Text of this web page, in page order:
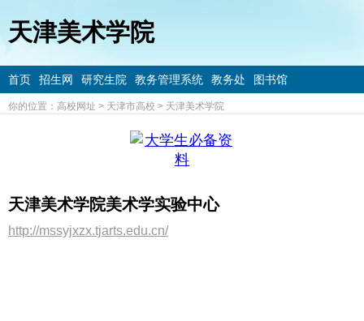
天津美术学院
首页 招生网 研究生院 教务管理系统 教务处 图书馆
你的位置： 高校网址 > 天津市高校 > 天津美术学院
天津美术学院美术学实验中心
http://mssyjxzx.tjarts.edu.cn/